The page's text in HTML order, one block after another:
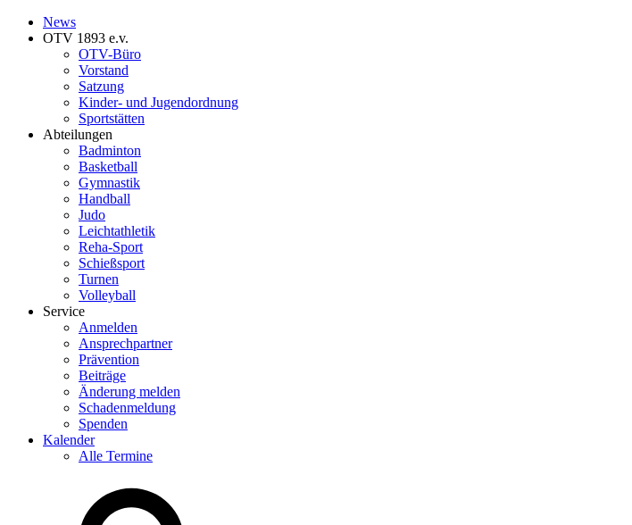
News
OTV 1893 e.v.
OTV-Büro
Vorstand
Satzung
Kinder- und Jugendordnung
Sportstätten
Abteilungen
Badminton
Basketball
Gymnastik
Handball
Judo
Leichtathletik
Reha-Sport
Schießsport
Turnen
Volleyball
Service
Anmelden
Ansprechpartner
Prävention
Beiträge
Änderung melden
Schadenmeldung
Spenden
Kalender
Alle Termine